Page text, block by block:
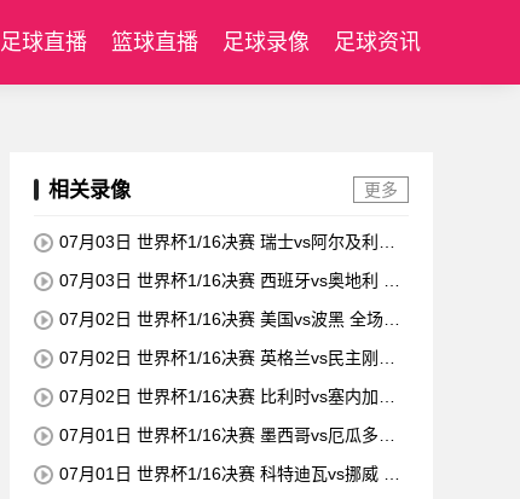
足球直播 篮球直播 足球录像 足球资讯
相关录像 更多
07月03日 世界杯1/16决赛 瑞士vs阿尔及利亚
07月03日 世界杯1/16决赛 西班牙vs奥地利 全
07月02日 世界杯1/16决赛 美国vs波黑 全场录
07月02日 世界杯1/16决赛 英格兰vs民主刚果
07月02日 世界杯1/16决赛 比利时vs塞内加尔
07月01日 世界杯1/16决赛 墨西哥vs厄瓜多尔
07月01日 世界杯1/16决赛 科特迪瓦vs挪威 全